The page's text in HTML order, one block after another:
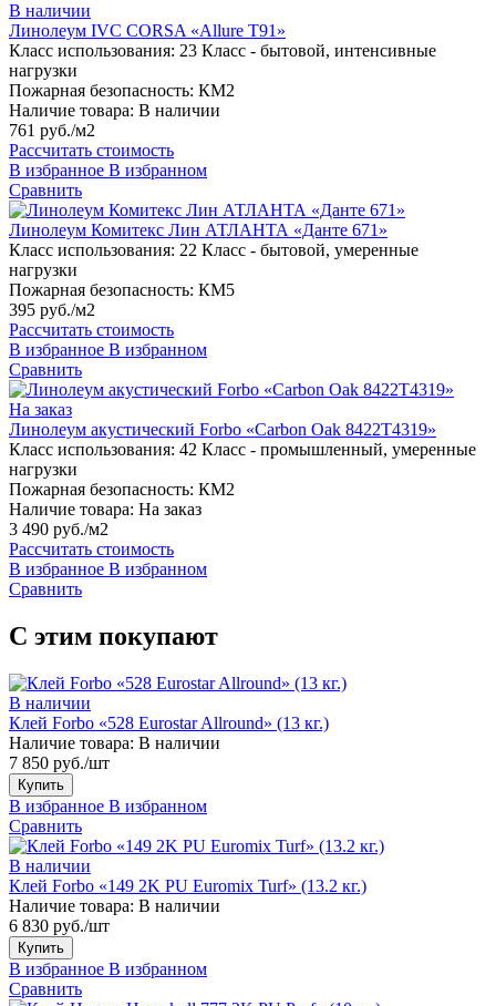
В наличии
Линолеум IVC CORSA «Allure T91»
Класс использования: 23 Класс - бытовой, интенсивные
нагрузки
Пожарная безопасность: КМ2
Наличие товара: В наличии
761 руб./м2
Рассчитать стоимость
В избранное В избранном
Сравнить
Линолеум Комитекс Лин АТЛАНТА «Данте 671»
Класс использования: 22 Класс - бытовой, умеренные
нагрузки
Пожарная безопасность: КМ5
395 руб./м2
Рассчитать стоимость
В избранное В избранном
Сравнить
На заказ
Линолеум акустический Forbo «Carbon Oak 8422T4319»
Класс использования: 42 Класс - промышленный, умеренные
нагрузки
Пожарная безопасность: КМ2
Наличие товара: На заказ
3 490 руб./м2
Рассчитать стоимость
В избранное В избранном
Сравнить
С этим покупают
В наличии
Клей Forbo «528 Eurostar Allround» (13 кг.)
Наличие товара: В наличии
7 850 руб./шт
Купить
В избранное В избранном
Сравнить
В наличии
Клей Forbo «149 2K PU Euromix Turf» (13.2 кг.)
Наличие товара: В наличии
6 830 руб./шт
Купить
В избранное В избранном
Сравнить